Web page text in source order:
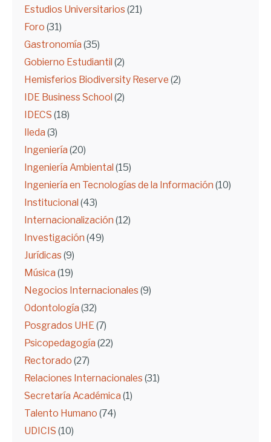
Estudios Universitarios (21)
Foro (31)
Gastronomía (35)
Gobierno Estudiantil (2)
Hemisferios Biodiversity Reserve (2)
IDE Business School (2)
IDECS (18)
Ileda (3)
Ingeniería (20)
Ingeniería Ambiental (15)
Ingeniería en Tecnologías de la Información (10)
Institucional (43)
Internacionalización (12)
Investigación (49)
Jurídicas (9)
Música (19)
Negocios Internacionales (9)
Odontología (32)
Posgrados UHE(7)
Psicopedagogía (22)
Rectorado (27)
Relaciones Internacionales (31)
Secretaría Académica (1)
Talento Humano (74)
UDICIS (10)